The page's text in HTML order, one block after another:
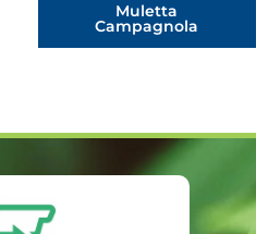
Muletta
Campagnola